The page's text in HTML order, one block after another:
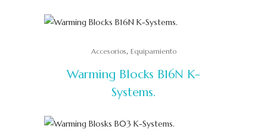
Accesorios, Equipamiento
Warming Blocks B16N K-
Systems.